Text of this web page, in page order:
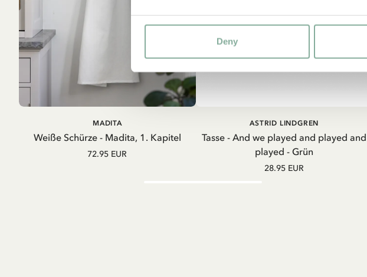
Deny
IN DEN WARENKORB
Weiße Schürze - Madita, 1. Kapitel
MADITA
72.95 EUR
IN DEN WARENKORB
Tasse - And we played and played and
played - Grün
ASTRID LINDGREN
28.95 EUR